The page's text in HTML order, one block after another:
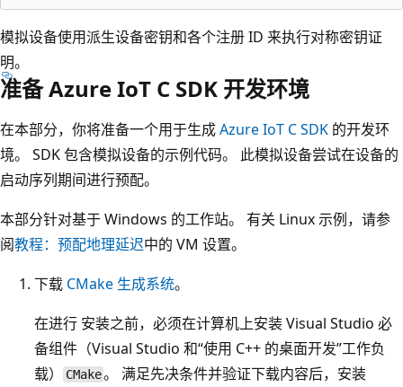
模拟设备使用派生设备密钥和各个注册 ID 来执行对称密钥证
明。
准备 Azure IoT C SDK 开发环境
在本部分，你将准备一个用于生成Azure IoT C SDK 的开发环
境。 SDK 包含模拟设备的示例代码。 此模拟设备尝试在设备的
启动序列期间进行预配。
本部分针对基于 Windows 的工作站。 有关 Linux 示例，请参
阅教程：预配地理延迟中的 VM 设置。
下载 CMake 生成系统。
在进行 安装之前，必须在计算机上安装 Visual Studio 必
备组件（Visual Studio 和“使用 C++ 的桌面开发”工作负
载）
CMake。 满足先决条件并验证下载内容后，安装